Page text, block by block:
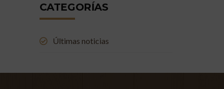
CATEGORÍAS
Últimas noticias